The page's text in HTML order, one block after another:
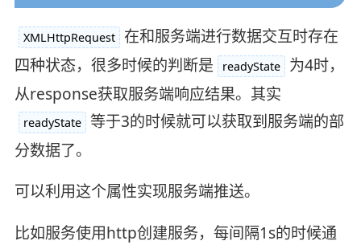
XMLHttpRequest 在和服务端进行数据交互时存在
四种状态，很多时候的判断是
readyState
为4时，
从response获取服务端响应结果。其实
readyState 等于3的时候就可以获取到服务端的部
分数据了。
可以利用这个属性实现服务端推送。
比如服务使用http创建服务，每间隔1s的时候通